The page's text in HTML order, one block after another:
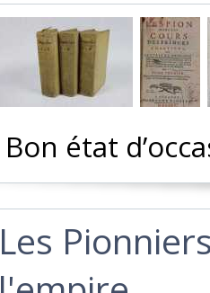
Bon état
‎Les